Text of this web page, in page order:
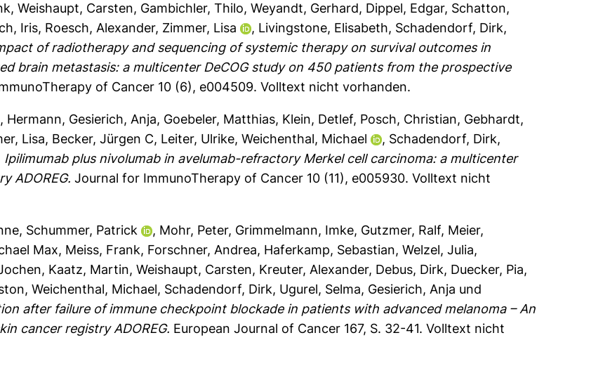
,Weishaupt, Carsten, Gambichler, Thilo,Weyandt, Gerhard, Dippel, Edgar, Schatton,
Iris, Roesch, Alexander, Zimmer, Lisa , Livingstone, Elisabeth, Schadendorf, Dirk,
of radiotherapy and sequencing of systemic therapy on survival outcomes in
brain metastasis: a multicenter DeCOG study on 450 patients from the prospective
of Cancer 10 (6), e004509.Volltext nicht vorhanden.
Hermann, Gesierich, Anja, Goebeler, Matthias, Klein, Detlef, Posch, Christian, Gebhardt,
Lisa, Becker, Jürgen C, Leiter, Ulrike,Weichenthal, Michael , Schadendorf, Dirk,
Ipilimumab plus nivolumab in avelumab-refractory Merkel cell carcinoma: a multicenter
ADOREG. Journal for ImmunoTherapy of Cancer 10 (11), e005930.Volltext nicht
, Schummer, Patrick , Mohr, Peter, Grimmelmann, Imke, Gutzmer, Ralf, Meier,
Max, Meiss, Frank, Forschner, Andrea, Haferkamp, Sebastian,Welzel, Julia,
, Kaatz, Martin,Weishaupt, Carsten, Kreuter, Alexander, Debus, Dirk, Duecker, Pia,
,Weichenthal, Michael, Schadendorf, Dirk, Ugurel, Selma, Gesierich, Anja und
after failure of immune checkpoint blockade in patients with advanced melanoma – An
cancer registry ADOREG. European Journal of Cancer 167, S. 32-41.Volltext nicht